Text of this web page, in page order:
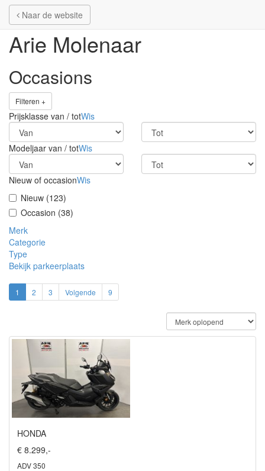
Naar de website
Naar de website
Arie Molenaar
Occasions
Filteren +
Prijsklasse van / totWis
Modeljaar van / totWis
Nieuw of occasionWis
Nieuw (123)
Occasion (38)
Merk
Categorie
Type
Bekijk parkeerplaats
1 2 3 Volgende 9
HONDA
€ 8.299,-
ADV 350